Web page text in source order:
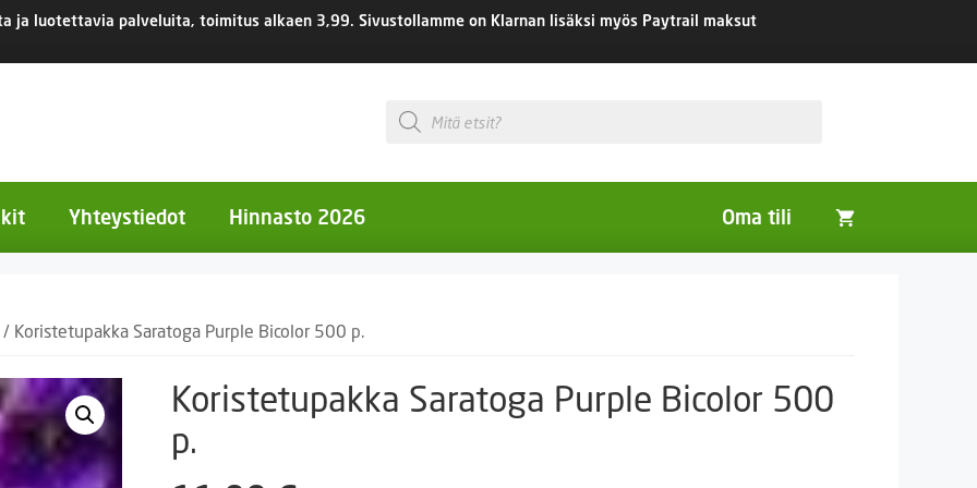
ja luotettavia palveluita, toimitus alkaen 3,99. Sivustollamme on Klarnan lisäksi myös Paytrail maksut
Products
search
kukat
kukat
Yhteystiedot Hinnasto 2026 Oma tili
/ Koristetupakka Saratoga Purple Bicolor 500 p.
Koristetupakka Saratoga Purple Bicolor 500
p.